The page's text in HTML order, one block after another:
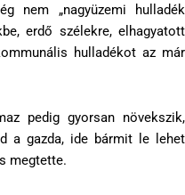
nem „nagyüzemi hulladék
erdő szélekre, elhagyatott
hulladékot az már
pedig gyorsan növekszik,
a gazda, ide bármit le lehet
megtette.